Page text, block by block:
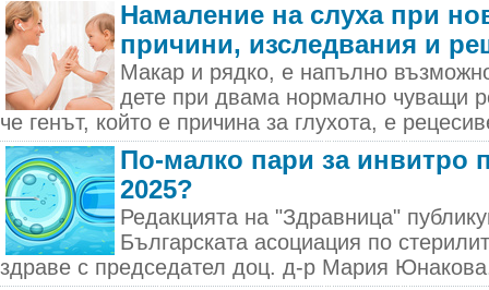
Намаление на слуха при
причини, изследвания и
Макар и рядко, е напълно
дете при двама нормално чуващи
че генът, който е причина за глухота, е
По-малко пари за инвитро
2025?
Редакцията на "Здравница"
Българската асоциация по
здраве с председател доц. д-р Мария